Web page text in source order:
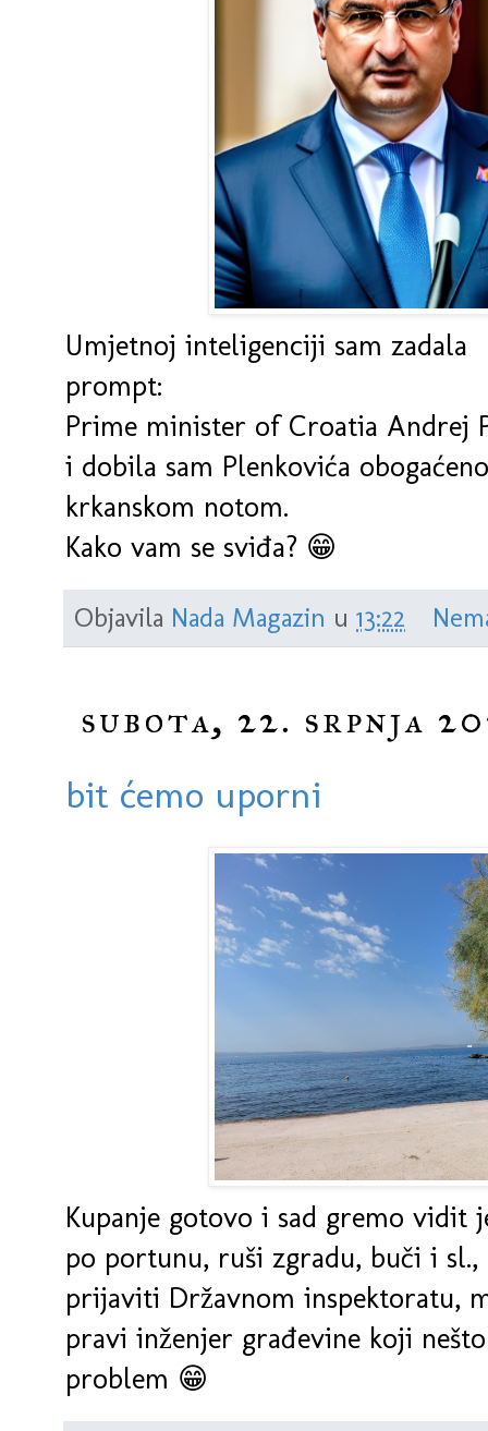
Umjetnoj inteligenciji sam zadala
prompt:
Prime minister of Croatia Andrej
i dobila sam Plenkovića
krkanskom notom.
Kako vam se sviđa? 😁
Objavila Nada Magazin u 13:22
subota, 22. srpnja
bit ćemo uporni
Kupanje gotovo i sad gremo vidit
po portunu, ruši zgradu, buči i
prijaviti Državnom inspektoratu,
pravi inženjer građevine koji
problem 😁